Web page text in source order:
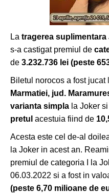
La tragerea suplimentara
s-a castigat premiul de
de 3.232.736 lei (peste
Biletul norocos a fost jucat
Marmatiei, jud.
varianta simpla la Joker si
pretul acestuia fiind de
Acesta este cel de-al
la Joker in acest an.
premiul de categoria I la
06.03.2022 si a fost in
(peste 6,70 milioane de